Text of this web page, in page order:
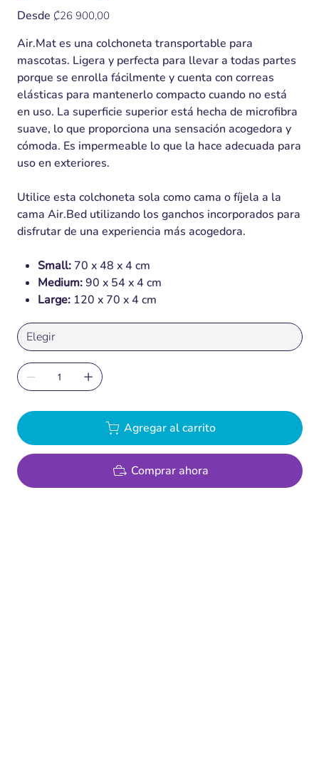
Desde Precio
₡26 900,00
Air.Mat es una colchoneta transportable para
mascotas. Ligera y perfecta para llevar a todas partes
porque se enrolla fácilmente y cuenta con correas
elásticas para mantenerlo compacto cuando no está
en uso. La superficie superior está hecha de microfibra
suave, lo que proporciona una sensación acogedora y
cómoda. Es impermeable lo que la hace adecuada para
uso en exteriores.
Utilice esta colchoneta sola como cama o fíjela a la
cama Air.Bed utilizando los ganchos incorporados para
disfrutar de una experiencia más acogedora.
Small:70 x 48 x 4 cm
Medium:90 x 54 x 4 cm
Large:120 x 70 x 4 cm
Agregar al carrito
Comprar ahora